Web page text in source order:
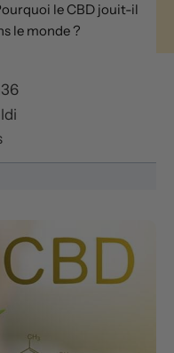
le CBD jouit-il
le monde ?